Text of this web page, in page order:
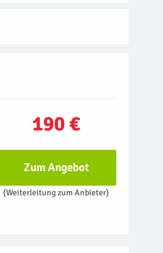
190 €
Zum Angebot
(Weiterleitung zum Anbieter)